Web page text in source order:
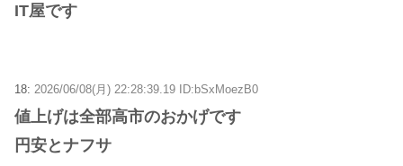
IT屋です
18: 2026/06/08(月) 22:28:39.19 ID:bSxMoezB0
値上げは全部高市のおかげです
円安とナフサ